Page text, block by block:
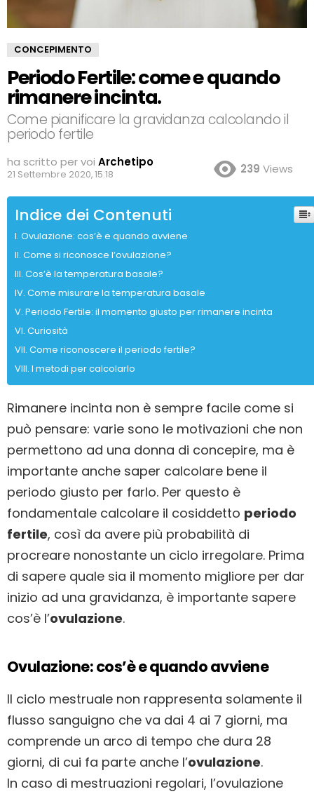
CONCEPIMENTO
Periodo Fertile: come e quando
rimanere incinta.
Come pianificare la gravidanza calcolando il
periodo fertile
ha scritto per voi Archetipo
21 Settembre 2020, 15:18 239 Views
Indice dei Contenuti
Ovulazione: cos’è e quando avviene
Come si riconosce l’ovulazione?
Cos’è la temperatura basale?
Come misurare la temperatura basale
Periodo Fertile: il momento giusto per rimanere incinta
Curiosità
Come riconoscere il periodo fertile?
I metodi per calcolarlo
Rimanere incinta non è sempre facile come si
può pensare: varie sono le motivazioni che non
permettono ad una donna di concepire, ma è
importante anche saper calcolare bene il
periodo giusto per farlo. Per questo è
fondamentale calcolare il cosiddetto periodo
fertile, così da avere più probabilità di
procreare nonostante un ciclo irregolare. Prima
di sapere quale sia il momento migliore per dar
inizio ad una gravidanza, è importante sapere
cos’è l’ovulazione.
Ovulazione: cos’è e quando avviene
Il ciclo mestruale non rappresenta solamente il
flusso sanguigno che va dai 4 ai 7 giorni, ma
comprende un arco di tempo che dura 28
giorni, di cui fa parte anche l’ovulazione.
In caso di mestruazioni regolari, l’ovulazione